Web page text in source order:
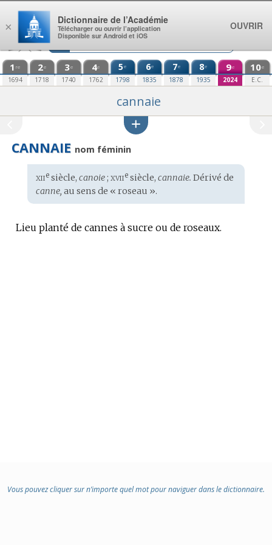
Aller au contenu
1 re
1694
2e
1718
3e
1740
4e
1762
5e
1798
6e
1835
7e
1878
8e
1935
9e
2024
10e
E.C.
cannaie
CANNAIE nom féminin
Étymologie
:
xiiesiècle, canoie; xviiesiècle, cannaie. Dérivé de
canne, au sens de « roseau ».
Lieu planté de cannes à sucre ou de roseaux.
Vous pouvez cliquer sur n’importe quel mot pour naviguer dans le dictionnaire.
×
Dictionnaire de l’Académie
Télécharger ou ouvrir l’application
Disponible sur Android et iOS
OUVRIR